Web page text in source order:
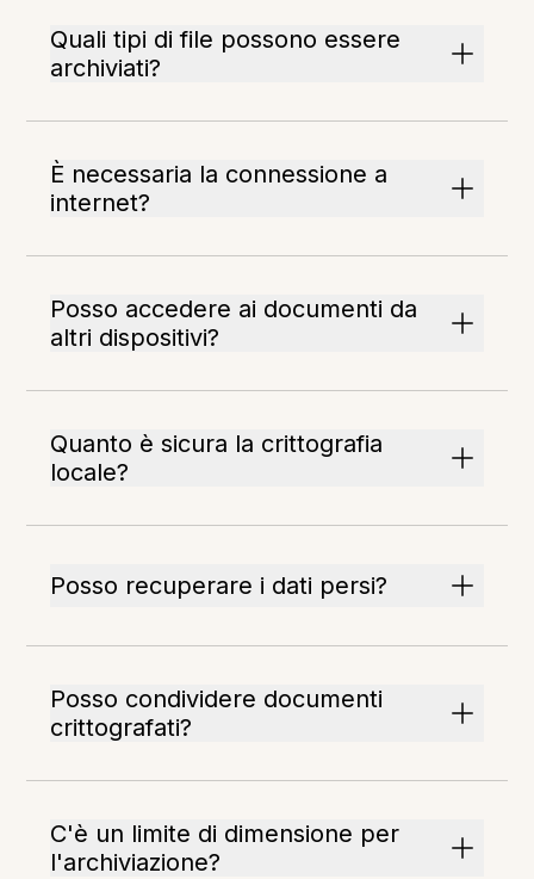
Quali tipi di file possono essere
archiviati?
È necessaria la connessione a
internet?
Posso accedere ai documenti da
altri dispositivi?
Quanto è sicura la crittografia
locale?
Posso recuperare i dati persi?
Posso condividere documenti
crittografati?
C'è un limite di dimensione per
l'archiviazione?